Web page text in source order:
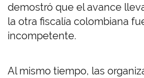
demostró que el avance
la otra fiscalía colombiana
incompetente.
Al mismo tiempo, las